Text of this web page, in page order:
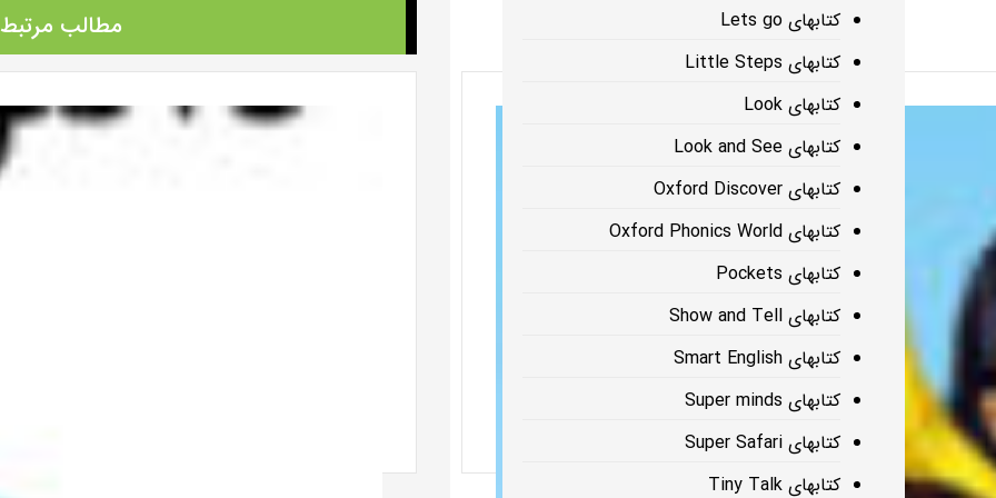
مطالب
کتابهای Lets go
کتابهای Little Steps
کتابهای Look
کتابهای Look and See
کتابهای Oxford Discover
کتابهای Oxford Phonics World
کتابهای Pockets
کتابهای Show and Tell
کتابهای Smart English
کتابهای Super minds
کتابهای Super Safari
کتابهای Tiny Talk